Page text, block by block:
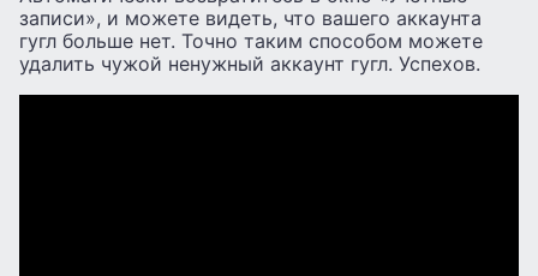
записи», и можете видеть, что вашего аккаунта
гугл больше нет. Точно таким способом можете
удалить чужой ненужный аккаунт гугл. Успехов.